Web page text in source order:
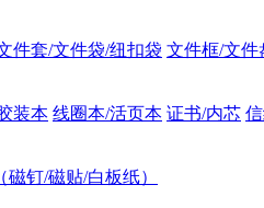
件套/文件袋/纽扣袋 文件框/文件
装本 线圈本/活页本 证书/内芯
磁钉/磁贴/白板纸）